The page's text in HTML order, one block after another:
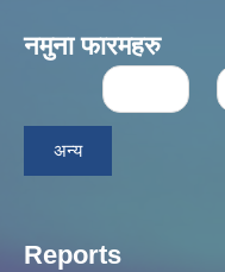
नमुना फारमहरु
Pages
अन्य
Reports